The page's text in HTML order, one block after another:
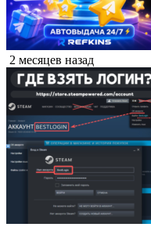
2 месяцев назад